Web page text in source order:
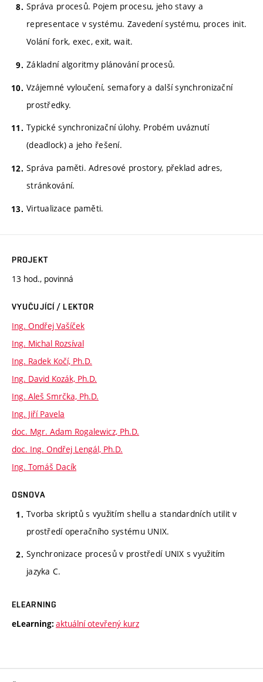
Správa procesů. Pojem procesu, jeho stavy a
representace v systému. Zavedení systému, proces init.
Volání fork, exec, exit, wait.
Základní algoritmy plánování procesů.
Vzájemné vyloučení, semafory a další synchronizační
prostředky.
Typické synchronizační úlohy. Probém uváznutí
(deadlock) a jeho řešení.
Správa paměti. Adresové prostory, překlad adres,
stránkování.
Virtualizace paměti.
PROJEKT
13 hod., povinná
VYUČUJÍCÍ / LEKTOR
Ing. Ondřej Vašíček
Ing. Michal Rozsíval
Ing. Radek Kočí, Ph.D.
Ing. David Kozák, Ph.D.
Ing. Aleš Smrčka, Ph.D.
Ing. Jiří Pavela
doc. Mgr. Adam Rogalewicz, Ph.D.
doc. Ing. Ondřej Lengál, Ph.D.
Ing. Tomáš Dacík
OSNOVA
Tvorba skriptů s využitím shellu a standardních utilit v
prostředí operačního systému UNIX.
Synchronizace procesů v prostředí UNIX s využitím
jazyka C.
ELEARNING
eLearning: aktuální otevřený kurz